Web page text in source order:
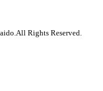
Rights Reserved.